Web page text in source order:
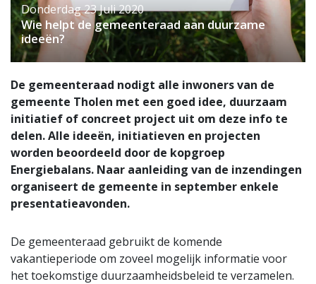
Donderdag 23 Juli 2020
Wie helpt de gemeenteraad aan duurzame
ideeën?
De gemeenteraad nodigt alle inwoners van de
gemeente Tholen met een goed idee, duurzaam
initiatief of concreet project uit om deze info te
delen. Alle ideeën, initiatieven en projecten
worden beoordeeld door de kopgroep
Energiebalans. Naar aanleiding van de inzendingen
organiseert de gemeente in september enkele
presentatieavonden.
De gemeenteraad gebruikt de komende
vakantieperiode om zoveel mogelijk informatie voor
het toekomstige duurzaamheidsbeleid te verzamelen.